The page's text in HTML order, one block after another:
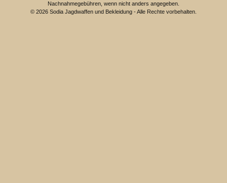
Nachnahmegebühren, wenn nicht anders angegeben.
© 2026 Sodia Jagdwaffen und Bekleidung - Alle Rechte vorbehalten.